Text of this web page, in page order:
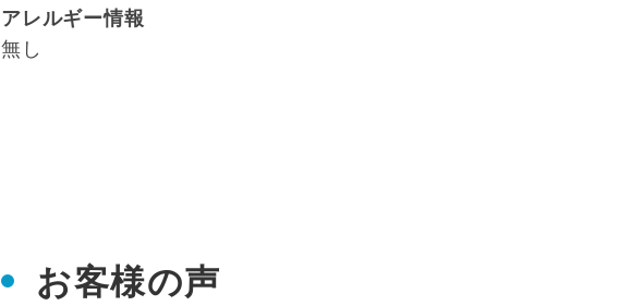
アレルギー情報
無し
お客様の声